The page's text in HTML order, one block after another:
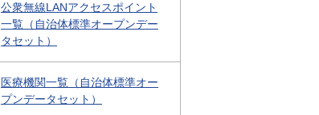
公衆無線LANアクセスポイント
一覧（自治体標準オープンデー
タセット）
医療機関一覧（自治体標準オー
プンデータセット）